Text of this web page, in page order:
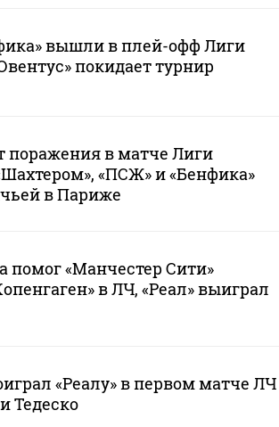
вышли в плей-офф Лиги
покидает турнир
поражения в матче Лиги
«ПСЖ» и «Бенфика»
в Париже
помог «Манчестер Сити»
в ЛЧ, «Реал» выиграл
«Реалу» в первом матче ЛЧ
Тедеско